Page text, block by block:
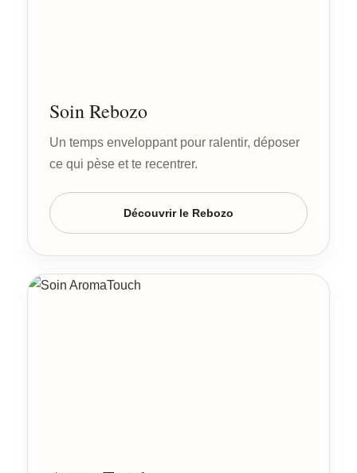
Soin Rebozo
Un temps enveloppant pour ralentir, déposer
ce qui pèse et te recentrer.
Découvrir le Rebozo